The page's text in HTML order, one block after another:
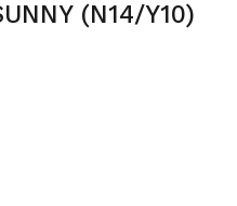
(N14/Y10)